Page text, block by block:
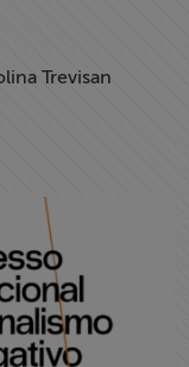
Trevisan